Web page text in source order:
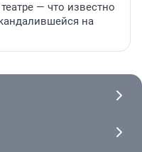
— что известно
на